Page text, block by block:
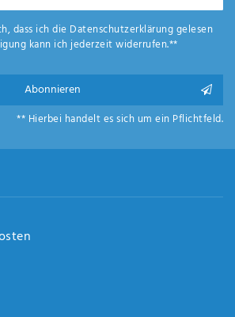
dass ich die Daten­schutz­erklärunggelesen
kann ich jederzeit widerrufen.**
Abonnieren
** Hierbei handelt es sich um ein Pflichtfeld.